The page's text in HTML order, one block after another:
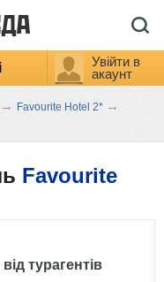
Увійти в
акаунт
→ Favourite Hotel 2* →
Favourite
турагентів